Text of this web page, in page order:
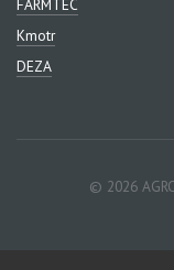
FARMTEC
Kmotr
DEZA
© 2026